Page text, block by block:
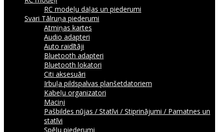
RC modeļu daļas un piederumi
Svari Tālruņa piederumi
Atmiņas kartes
Audio adapteri
Auto raidītāji
Bluetooth adapteri
Bluetooth lokatori
Citi aksesuāri
Irbuļa pildspalvas planšetdatoriem
Kabeļu organizatori
Maciņi
Pašbildes nūjas / Statīvi / Stiprinājumi / Pamatnes un
statīvi
Spēļu piederumi